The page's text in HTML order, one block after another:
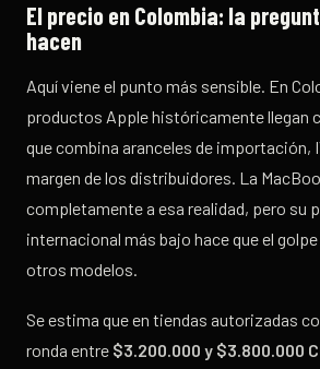
El precio en Colombia: la
hacen
Aquí viene el punto más sensible. En
productos Apple históricamente llegan
que combina aranceles de importación,
margen de los distribuidores. La
completamente a esa realidad, pero su
internacional más bajo hace que el
otros modelos.
Se estima que en tiendas autorizadas
ronda entre $3.200.000 y $3.800.000